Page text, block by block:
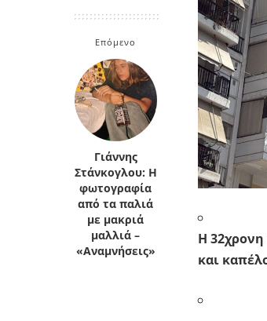
Κρήτη
Κυκλάδες
Πελοπόννησος
Πελοπόννησος
Επόμενο
Γιάννης
Στάνκογλου: Η
φωτογραφία
από τα παλιά
με μακριά
μαλλιά –
«Αναμνήσεις»
Η
και